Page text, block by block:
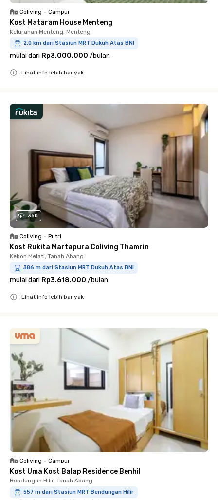
Coliving • Campur
Kost Mataram House Menteng
Kelurahan Menteng, Menteng
2.0 km dari Stasiun MRT Dukuh Atas BNI
mulai dari Rp3.000.000 /bulan
Lihat info lebih banyak
360
Coliving • Putri
Kost Rukita Martapura Coliving Thamrin
Kebon Melati, Tanah Abang
386 m dari Stasiun MRT Dukuh Atas BNI
mulai dari Rp3.618.000 /bulan
Lihat info lebih banyak
Coliving • Campur
Kost Uma Kost Balap Residence Benhil
Bendungan Hilir, Tanah Abang
557 m dari Stasiun MRT Bendungan Hilir